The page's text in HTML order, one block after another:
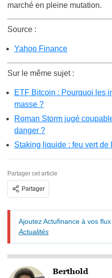
marché en pleine mutation.
Source :
Yahoo Finance
Sur le même sujet :
ETF Bitcoin : Pourquoi les
masse ?
Roman Storm jugé
danger ?
Staking liquide : feu vert
Partager cet article
Partager
Ajoutez Actufinance à vos flux
Actualités
Berthold